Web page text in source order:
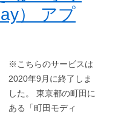
） アプ
※こちらのサービスは
2020年9月に終了しま
した。 東京都の町田に
ある「町田モディ